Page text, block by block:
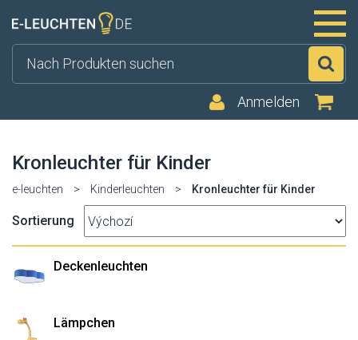
Anmelden
Kronleuchter für Kinder
e-leuchten > Kinderleuchten > Kronleuchter für Kinder
Sortierung
Deckenleuchten
Lämpchen